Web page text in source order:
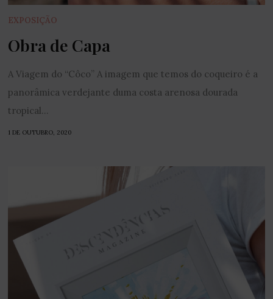
EXPOSIÇÃO
Obra de Capa
A Viagem do “Côco” A imagem que temos do coqueiro é a
panorâmica verdejante duma costa arenosa dourada
tropical...
1 DE OUTUBRO, 2020